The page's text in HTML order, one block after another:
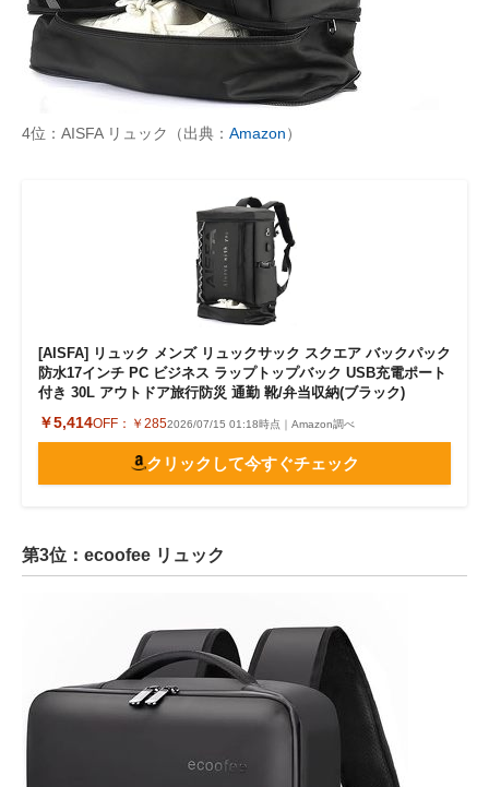
4位：AISFA リュック（出典： Amazon）
[AISFA] リュック メンズ リュックサック スクエア バックパック
防水17インチ PC ビジネス ラップトップバック USB充電ポート
付き 30L アウトドア旅行防災 通勤 靴/弁当収納(ブラック)
￥5,414OFF： ￥2852026/07/15 01:18時点｜Amazon調べ
クリックして今すぐチェック
第3位：ecoofee リュック